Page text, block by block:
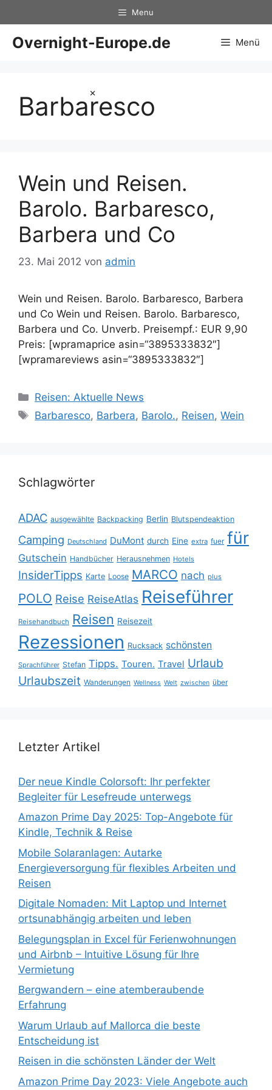
×
Inhalt
springen
Menu
Overnight-Europe.de Menü
Barbaresco
Wein und Reisen.
Barolo. Barbaresco,
Barbera und Co
23. Mai 2012 von admin
Wein und Reisen. Barolo. Barbaresco, Barbera
und Co Wein und Reisen. Barolo. Barbaresco,
Barbera und Co. Unverb. Preisempf.: EUR 9,90
Preis: [wpramaprice asin=“3895333832″]
[wpramareviews asin=“3895333832″]
Kategorien
Reisen: Aktuelle News
Schlagwörter
Barbaresco, Barbera, Barolo., Reisen,Wein
Schlagwörter
ADAC ausgewählte Backpacking Berlin Blutspendeaktion
Camping Deutschland DuMont durch Eine extra fuer für
Gutschein Handbücher Herausnehmen Hotels
InsiderTipps Karte Loose MARCO nach plus
POLO Reise ReiseAtlas Reiseführer
Reisehandbuch Reisen Reisezeit
Rezessionen Rucksack schönsten
Sprachführer Stefan Tipps. Touren. Travel Urlaub
Urlaubszeit Wanderungen Wellness Welt zwischen über
Letzter Artikel
Der neue Kindle Colorsoft: Ihr perfekter
Begleiter für Lesefreude unterwegs
Amazon Prime Day 2025: Top-Angebote für
Kindle, Technik & Reise
Mobile Solaranlagen: Autarke
Energieversorgung für flexibles Arbeiten und
Reisen
Digitale Nomaden: Mit Laptop und Internet
ortsunabhängig arbeiten und leben
Belegungsplan in Excel für Ferienwohnungen
und Airbnb – Intuitive Lösung für Ihre
Vermietung
Bergwandern – eine atemberaubende
Erfahrung
Warum Urlaub auf Mallorca die beste
Entscheidung ist
Reisen in die schönsten Länder der Welt
Amazon Prime Day 2023: Viele Angebote auch